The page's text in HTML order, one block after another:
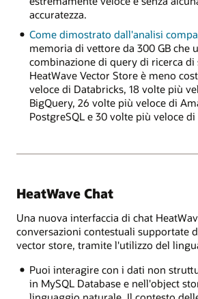
accuratezza.
Come dimostrato dall'analisi
memoria di vettore da 300 GB che
combinazione di query di ricerca di
HeatWave Vector Store è meno
veloce di Databricks, 18 volte più
BigQuery, 26 volte più veloce di
PostgreSQL e 30 volte più veloce
HeatWave Chat
Una nuova interfaccia di chat
conversazioni contestuali supportate
vector store, tramite l'utilizzo del
Puoi interagire con i dati non
in MySQL Database e nell'object